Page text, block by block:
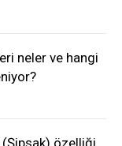
neler ve hangi
özelliği